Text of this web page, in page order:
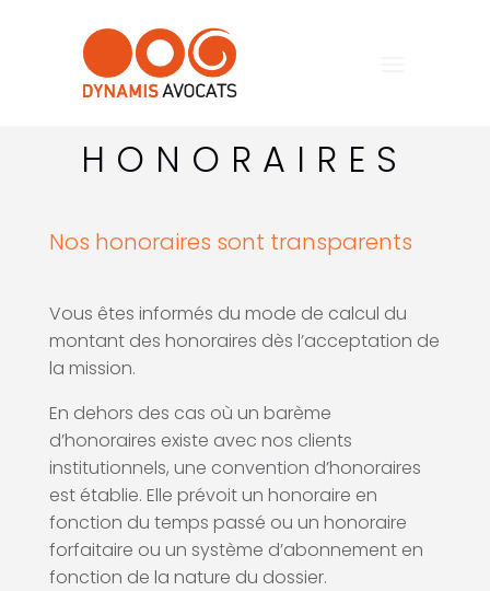
Accueil 9 Honoraires
HONORAIRES
Nos honoraires sont transparents
Vous êtes informés du mode de calcul du
montant des honoraires dès l’acceptation de
la mission.
En dehors des cas où un barème
d’honoraires existe avec nos clients
institutionnels, une convention d’honoraires
est établie. Elle prévoit un honoraire en
fonction du temps passé ou un honoraire
forfaitaire ou un système d’abonnement en
fonction de la nature du dossier.